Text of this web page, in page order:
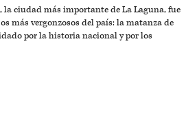
la ciudad más importante de La Laguna, fue
más vergonzosos del país: la matanza de
por la historia nacional y por los